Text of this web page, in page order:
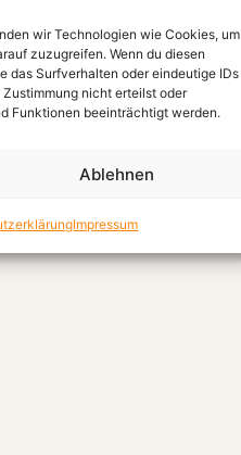
wir Technologien wie Cookies, um
zuzugreifen. Wenn du diesen
das Surfverhalten oder eindeutige IDs
nicht erteilst oder
Funktionen beeinträchtigt werden.
Ablehnen
Impressum